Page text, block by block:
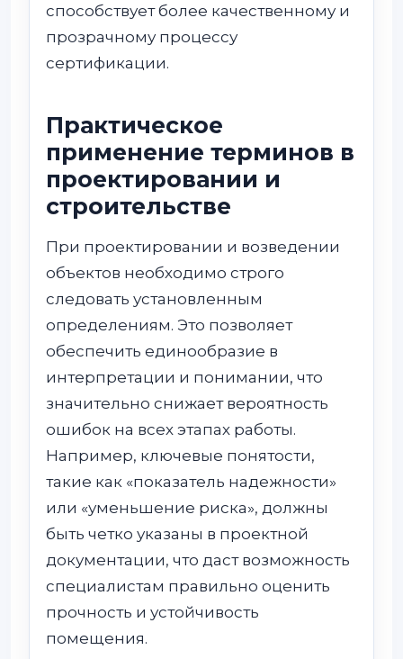
способствует более качественному и
прозрачному процессу
сертификации.
Практическое
применение терминов в
проектировании и
строительстве
При проектировании и возведении
объектов необходимо строго
следовать установленным
определениям. Это позволяет
обеспечить единообразие в
интерпретации и понимании, что
значительно снижает вероятность
ошибок на всех этапах работы.
Например, ключевые понятости,
такие как «показатель надежности»
или «уменьшение риска», должны
быть четко указаны в проектной
документации, что даст возможность
специалистам правильно оценить
прочность и устойчивость
помещения.